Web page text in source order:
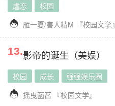
虐恋 校园
 雁一夏/害人精M 『校园文学』
13.影帝的诞生（美娱）
校园 成长 强强娱乐圈
 摇曳菡萏 『校园文学』